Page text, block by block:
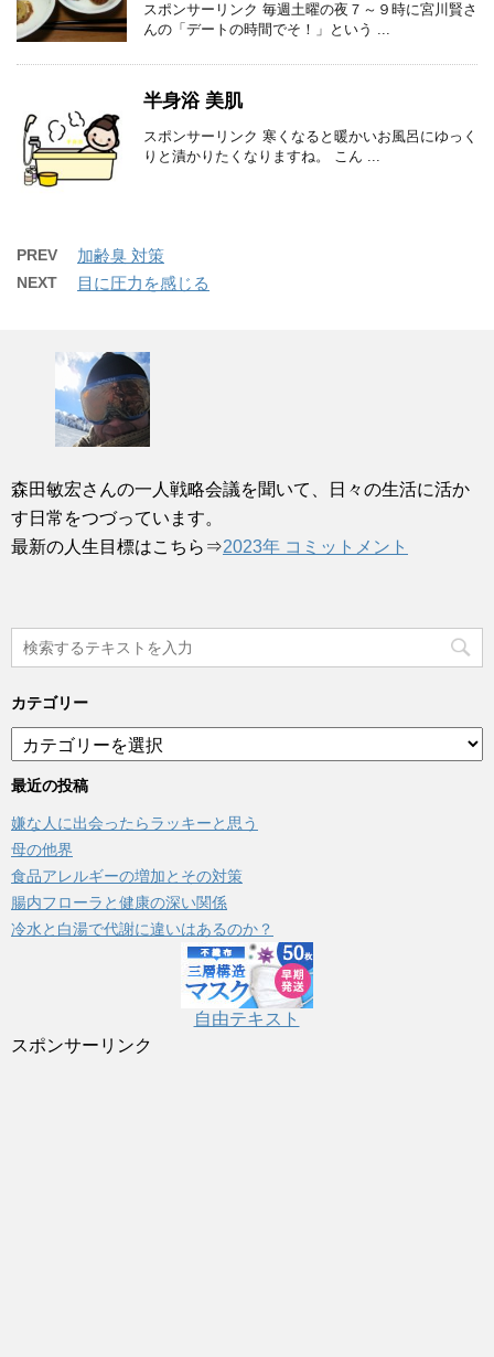
スポンサーリンク 毎週土曜の夜７～９時に宮川賢さ
んの「デートの時間でそ！」という ...
半身浴 美肌
スポンサーリンク 寒くなると暖かいお風呂にゆっく
りと漬かりたくなりますね。 こん ...
PREV 加齢臭 対策
NEXT 目に圧力を感じる
森田敏宏さんの一人戦略会議を聞いて、日々の生活に活か
す日常をつづっています。
最新の人生目標はこちら⇒2023年 コミットメント
カテゴリー
テ
ゴ
ー
最近の投稿
嫌な人に出会ったらラッキーと思う
母の他界
食品アレルギーの増加とその対策
腸内フローラと健康の深い関係
冷水と白湯で代謝に違いはあるのか？
自由テキスト
スポンサーリンク